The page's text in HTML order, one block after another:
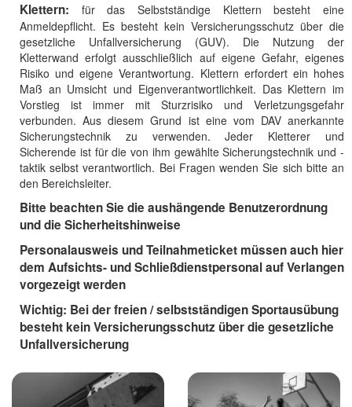
Klettern: für das Selbstständige Klettern besteht eine
Anmeldepflicht. Es besteht kein Versicherungsschutz über die
gesetzliche Unfallversicherung (GUV). Die Nutzung der
Kletterwand erfolgt ausschließlich auf eigene Gefahr, eigenes
Risiko und eigene Verantwortung. Klettern erfordert ein hohes
Maß an Umsicht und Eigenverantwortlichkeit. Das Klettern im
Vorstieg ist immer mit Sturzrisiko und Verletzungsgefahr
verbunden. Aus diesem Grund ist eine vom DAV anerkannte
Sicherungstechnik zu verwenden. Jeder Kletterer und
Sicherende ist für die von ihm gewählte Sicherungstechnik und -
taktik selbst verantwortlich. Bei Fragen wenden Sie sich bitte an
den Bereichsleiter.
Bitte beachten Sie die aushängende Benutzerordnung
und die Sicherheitshinweise
Personalausweis und Teilnahmeticket müssen auch hier
dem Aufsichts- und Schließdienstpersonal auf Verlangen
vorgezeigt werden
Wichtig: Bei der freien / selbstständigen Sportausübung
besteht kein Versicherungsschutz über die gesetzliche
Unfallversicherung